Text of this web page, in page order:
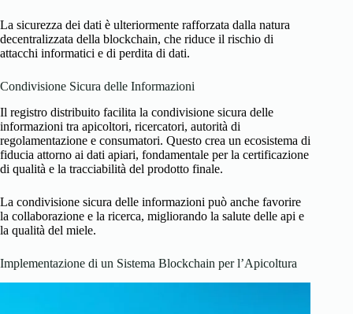
La sicurezza dei dati è ulteriormente rafforzata dalla natura
decentralizzata della blockchain, che riduce il rischio di
attacchi informatici e di perdita di dati.
Condivisione Sicura delle Informazioni
Il registro distribuito facilita la condivisione sicura delle
informazioni tra apicoltori, ricercatori, autorità di
regolamentazione e consumatori. Questo crea un ecosistema di
fiducia attorno ai dati apiari, fondamentale per la certificazione
di qualità e la tracciabilità del prodotto finale.
La condivisione sicura delle informazioni può anche favorire
la collaborazione e la ricerca, migliorando la salute delle api e
la qualità del miele.
Implementazione di un Sistema Blockchain per l’Apicoltura